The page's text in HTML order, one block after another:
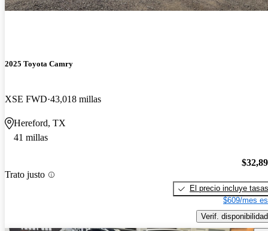
2025 Toyota Camry
XSE FWD 43,018 millas
Hereford, TX
41 millas
Trato justo
El precio incluye tasas
$609/mes
Verif. disponibilidad